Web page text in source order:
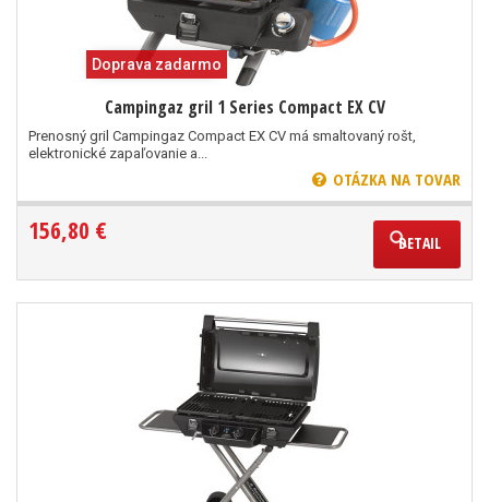
Doprava zadarmo
Campingaz gril 1 Series Compact EX CV
Prenosný gril Campingaz Compact EX CV má smaltovaný rošt,
elektronické zapaľovanie a...
OTÁZKA NA TOVAR
156,80 € DETAIL